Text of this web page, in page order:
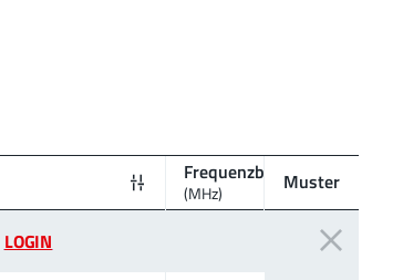
LOGIN
Frequenzbereich
(MHz) Muster